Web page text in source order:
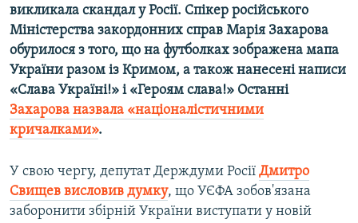
викликала скандал у Росії. Спікер російського
Міністерства закордонних справ Марія Захарова
обурилося з того, що на футболках зображена мапа
України разом із Кримом, а також нанесені написи
«Слава Україні!» і «Героям слава!» Останні
Захарова назвала «націоналістичними
кричалками».
У свою чергу, депутат Держдуми Росії Дмитро
Свищев висловив думку, що УЄФА зобов'язана
заборонити збірній України виступати у новій